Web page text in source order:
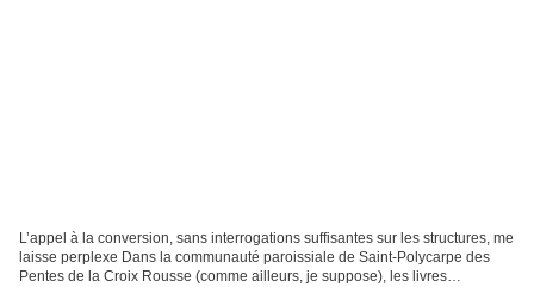
L’appel à la conversion, sans interrogations suffisantes sur les structures, me
laisse perplexe Dans la communauté paroissiale de Saint-Polycarpe des
Pentes de la Croix Rousse (comme ailleurs, je suppose), les livres